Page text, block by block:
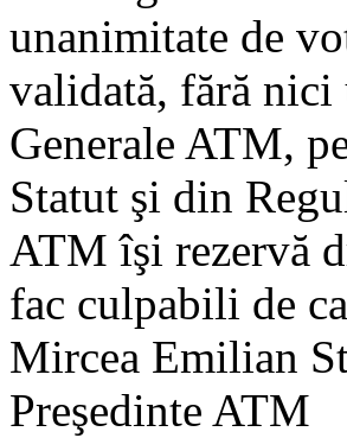
unanimitate de
validată, fără
Generale ATM,
Statut şi din
ATM îşi rezervă
fac culpabili de
Mircea Emilian
Preşedinte ATM